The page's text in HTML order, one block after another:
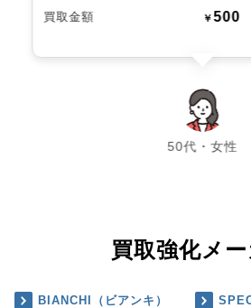
買取金額 ￥500
50代・女性
chevron_left chevron_right
買取強化メ
BIANCHI（ビアンキ）